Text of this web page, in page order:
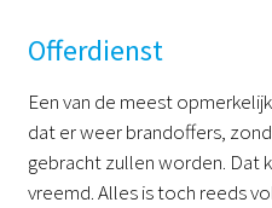
Offerdienst
Een van de meest
dat er weer brandoffers,
gebracht zullen worden. Dat
vreemd. Alles is toch reeds